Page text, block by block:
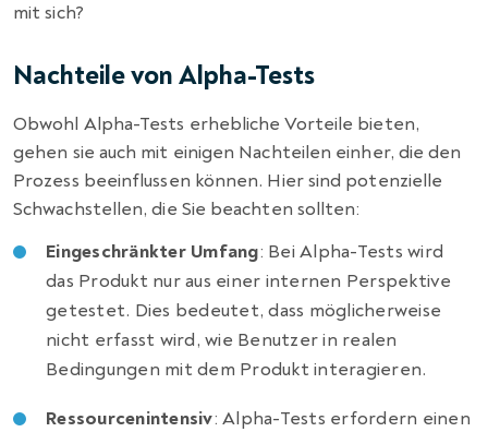
mit sich?
Nachteile von Alpha-Tests
Obwohl Alpha-Tests erhebliche Vorteile bieten,
gehen sie auch mit einigen Nachteilen einher, die den
Prozess beeinflussen können. Hier sind potenzielle
Schwachstellen, die Sie beachten sollten:
Eingeschränkter Umfang: Bei Alpha-Tests wird
das Produkt nur aus einer internen Perspektive
getestet. Dies bedeutet, dass möglicherweise
nicht erfasst wird, wie Benutzer in realen
Bedingungen mit dem Produkt interagieren.
Ressourcenintensiv: Alpha-Tests erfordern einen